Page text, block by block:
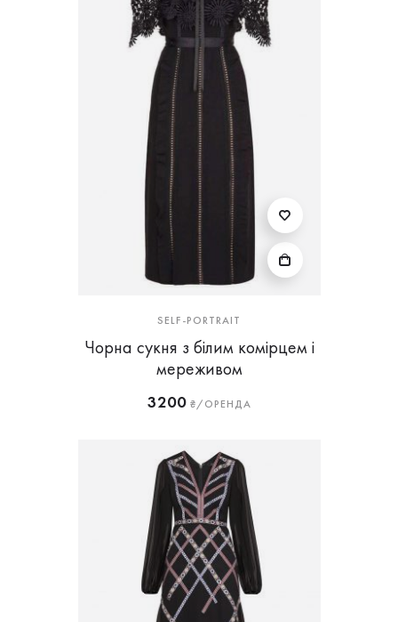
SELF-PORTRAIT
Чорна сукня з білим комірцем і
мереживом
3200₴/ОРЕНДА